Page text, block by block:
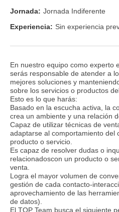
Jornada: Jornada Indiferente
Experiencia: Sin experiencia
En nuestro equipo como experto
serás responsable de atender a
mejores soluciones y
sobre los servicios o productos
Esto es lo que harás:
Basado en la escucha activa, la
crea un ambiente y una relación
Capaz de utilizar técnicas de
adaptarse al comportamiento del
producto o servicio.
Es capaz de resolver dudas o
relacionadoscon un producto o
venta.
Logra el mayor volumen de
gestión de cada contacto-
aprovechamiento de las
de datos).
El TOP Team busca el siguiente